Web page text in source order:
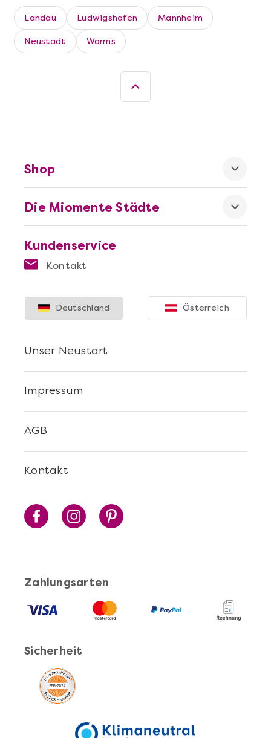
Die beste Pizza@Home
Sushi Selber Machen - DIY-Set
Cocktails Selber Machen - DIY-Set
Landau Ludwigshafen Mannheim
Neustadt Worms
Kundenservice
Kontakt
Die Miomente Städte
Shop
Zahlungsarten
Sicherheit
Kontakt
AGB
Impressum
Unser Neustart
Deutschland Österreich